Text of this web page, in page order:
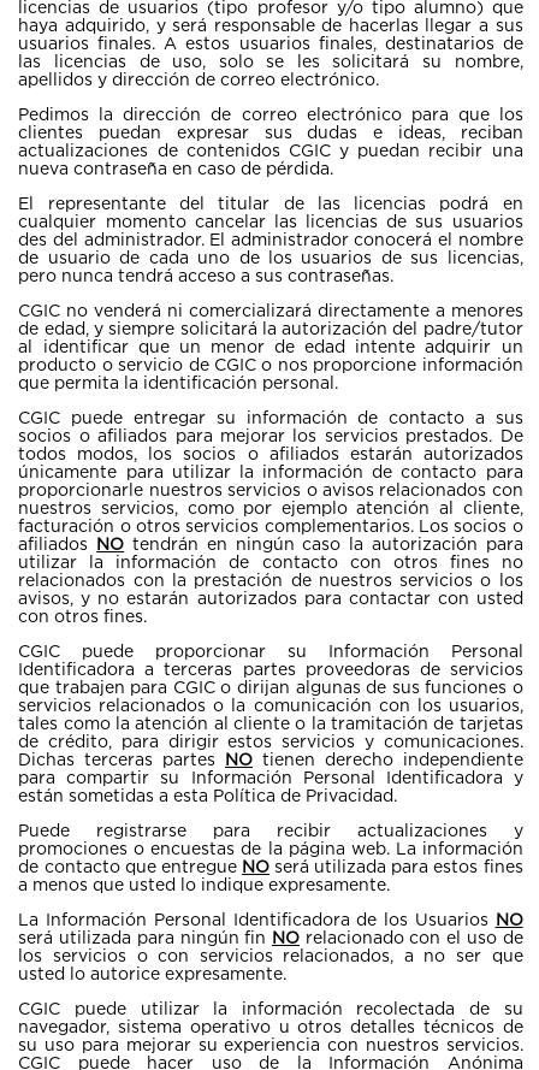
licencias de usuarios (tipo profesor y/o tipo alumno) que
haya adquirido, y será responsable de hacerlas llegar a sus
usuarios finales. A estos usuarios finales, destinatarios de
las licencias de uso, solo se les solicitará su nombre,
apellidos y dirección de correo electrónico.
Pedimos la dirección de correo electrónico para que los
clientes puedan expresar sus dudas e ideas, reciban
actualizaciones de contenidos CGIC y puedan recibir una
nueva contraseña en caso de pérdida.
El representante del titular de las licencias podrá en
cualquier momento cancelar las licencias de sus usuarios
des del administrador. El administrador conocerá el nombre
de usuario de cada uno de los usuarios de sus licencias,
pero nunca tendrá acceso a sus contraseñas.
CGIC no venderá ni comercializará directamente a menores
de edad, y siempre solicitará la autorización del padre/tutor
al identificar que un menor de edad intente adquirir un
producto o servicio de CGIC o nos proporcione información
que permita la identificación personal.
CGIC puede entregar su información de contacto a sus
socios o afiliados para mejorar los servicios prestados. De
todos modos, los socios o afiliados estarán autorizados
únicamente para utilizar la información de contacto para
proporcionarle nuestros servicios o avisos relacionados con
nuestros servicios, como por ejemplo atención al cliente,
facturación o otros servicios complementarios. Los socios o
afiliados NO tendrán en ningún caso la autorización para
utilizar la información de contacto con otros fines no
relacionados con la prestación de nuestros servicios o los
avisos, y no estarán autorizados para contactar con usted
con otros fines.
CGIC puede proporcionar su Información Personal
Identificadora a terceras partes proveedoras de servicios
que trabajen para CGIC o dirijan algunas de sus funciones o
servicios relacionados o la comunicación con los usuarios,
tales como la atención al cliente o la tramitación de tarjetas
de crédito, para dirigir estos servicios y comunicaciones.
Dichas terceras partes NO tienen derecho independiente
para compartir su Información Personal Identificadora y
están sometidas a esta Política de Privacidad.
Puede registrarse para recibir actualizaciones y
promociones o encuestas de la página web. La información
de contacto que entregue NOserá utilizada para estos fines
a menos que usted lo indique expresamente.
La Información Personal Identificadora de los Usuarios NO
será utilizada para ningún fin NO relacionado con el uso de
los servicios o con servicios relacionados, a no ser que
usted lo autorice expresamente.
CGIC puede utilizar la información recolectada de su
navegador, sistema operativo u otros detalles técnicos de
su uso para mejorar su experiencia con nuestros servicios.
CGIC puede hacer uso de la Información Anónima